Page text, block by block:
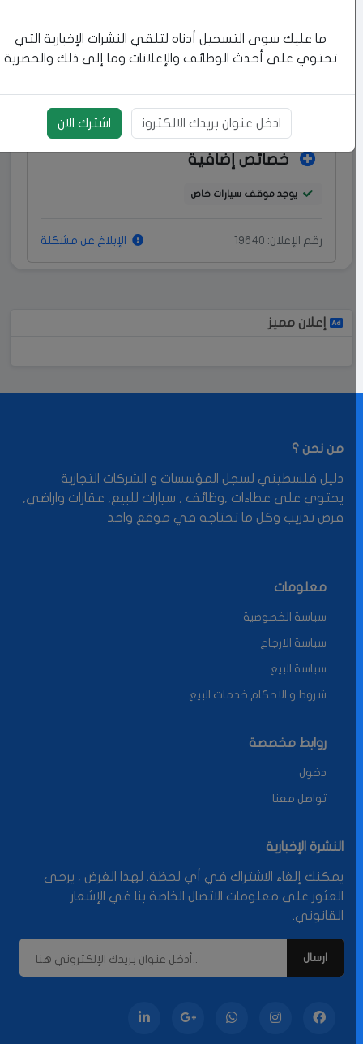
عدد المطابخ: 1
1
خصائص إضافية
يوجد موقف سيارات خاص
رقم الإعلان: 19640 الإبلاغ عن مشكلة
إعلان مميز
من نحن ؟
دليل فلسطيني لسجل المؤسسات و الشركات التجارية
يحتوي على عطاءات ,وظائف , سيارات للبيع, عقارات واراضي,
فرص تدريب وكل ما تحتاجه في موقع واحد
معلومات
سياسة الخصوصية
سياسة الارجاع
سياسة البيع
شروط و الاحكام خدمات البيع
روابط مخصصة
دخول
تواصل معنا
النشرة الإخبارية
يمكنك إلغاء الاشتراك في أي لحظة. لهذا الغرض ، يرجى
العثور على معلومات الاتصال الخاصة بنا في الإشعار
القانوني.
ما عليك سوى التسجيل أدناه لتلقي النشرات الإخبارية التي
تحتوي على أحدث الوظائف والإعلانات وما إلى ذلك والحصرية
بريد الالكتروني
اشترك الان